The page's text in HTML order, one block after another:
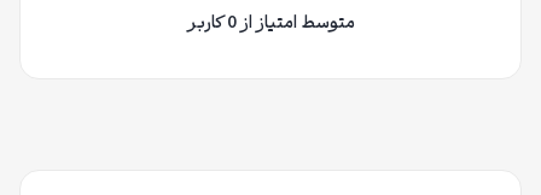
متوسط امتیاز از 0 کاربر